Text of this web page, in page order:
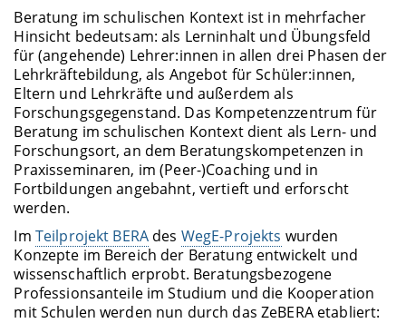
Beratung im schulischen Kontext ist in mehrfacher
Hinsicht bedeutsam: als Lerninhalt und Übungsfeld
für (angehende) Lehrer:innen in allen drei Phasen der
Lehrkräftebildung, als Angebot für Schüler:innen,
Eltern und Lehrkräfte und außerdem als
Forschungsgegenstand. Das Kompetenzzentrum für
Beratung im schulischen Kontext dient als Lern- und
Forschungsort, an dem Beratungskompetenzen in
Praxisseminaren, im (Peer-)Coaching und in
Fortbildungen angebahnt, vertieft und erforscht
werden.
Im Teilprojekt BERA des WegE-Projekts wurden
Konzepte im Bereich der Beratung entwickelt und
wissenschaftlich erprobt. Beratungsbezogene
Professionsanteile im Studium und die Kooperation
mit Schulen werden nun durch das ZeBERA etabliert: